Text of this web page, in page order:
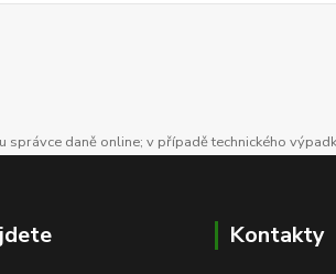
daně online; v případě technického
Kontakty